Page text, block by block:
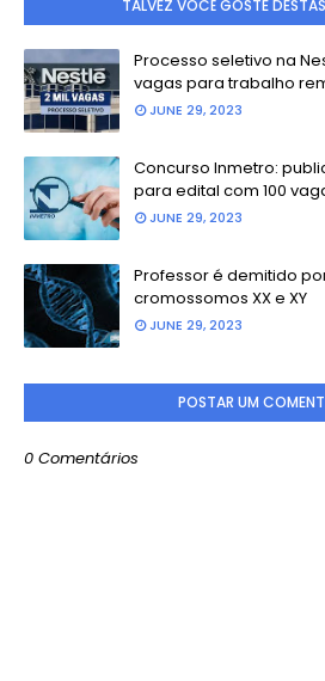
TALVEZ VOCÊ GOSTE
Processo seletivo na
vagas para trabalho
JUNE 29, 2023
Concurso Inmetro:
para edital com 100
JUNE 29, 2023
Professor é demitido
cromossomos XX e XY
JUNE 29, 2023
POSTAR UM
0 Comentários